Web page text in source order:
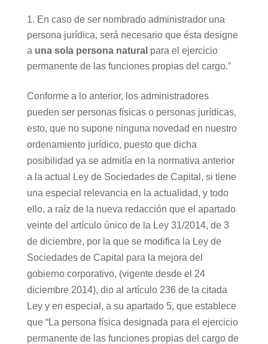
En caso de ser nombrado administrador una
persona jurídica, será necesario que ésta designe
a una sola persona natural para el ejercicio
permanente de las funciones propias del cargo.”
Conforme a lo anterior, los administradores
pueden ser personas físicas o personas jurídicas,
esto, que no supone ninguna novedad en nuestro
ordenamiento jurídico, puesto que dicha
posibilidad ya se admitía en la normativa anterior
a la actual Ley de Sociedades de Capital, si tiene
una especial relevancia en la actualidad, y todo
ello, a raíz de la nueva redacción que el apartado
veinte del artículo único de la Ley 31/2014, de 3
de diciembre, por la que se modifica la Ley de
Sociedades de Capital para la mejora del
gobierno corporativo, (vigente desde el 24
diciembre 2014), dio al artículo 236 de la citada
Ley y en especial, a su apartado 5, que establece
que “La persona física designada para el ejercicio
permanente de las funciones propias del cargo de